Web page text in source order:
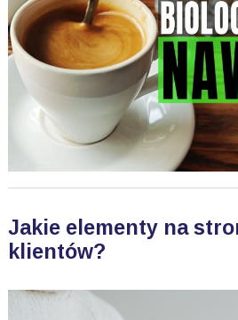
Jakie elementy na
klientów?